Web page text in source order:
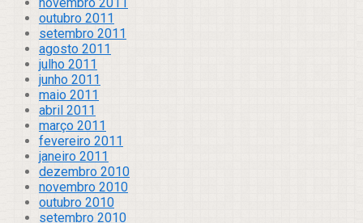
outubro 2011
setembro 2011
agosto 2011
julho 2011
junho 2011
maio 2011
abril 2011
março 2011
fevereiro 2011
janeiro 2011
dezembro 2010
novembro 2010
outubro 2010
setembro 2010